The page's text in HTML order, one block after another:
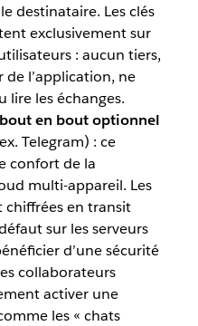
destinataire. Les clés
exclusivement sur
: aucun tiers,
de l’application, ne
lire les échanges.
en bout optionnel
Telegram) : ce
confort de la
multi-appareil. Les
chiffrées en transit
sur les serveurs
d’une sécurité
collaborateurs
activer une
les « chats